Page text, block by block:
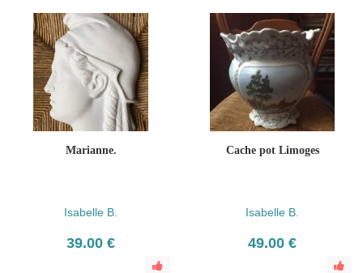
Marianne.
Isabelle B.
39.00 €
Cache pot Limoges
Isabelle B.
49.00 €